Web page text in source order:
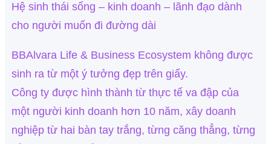
Hệ sinh thái sống – kinh doanh – lãnh đạo dành
cho người muốn đi đường dài
BBAlvara Life & Business Ecosystem không được
sinh ra từ một ý tưởng đẹp trên giấy.
Công ty được hình thành từ thực tế va đập của
một người kinh doanh hơn 10 năm, xây doanh
nghiệp từ hai bàn tay trắng, từng căng thẳng, từng